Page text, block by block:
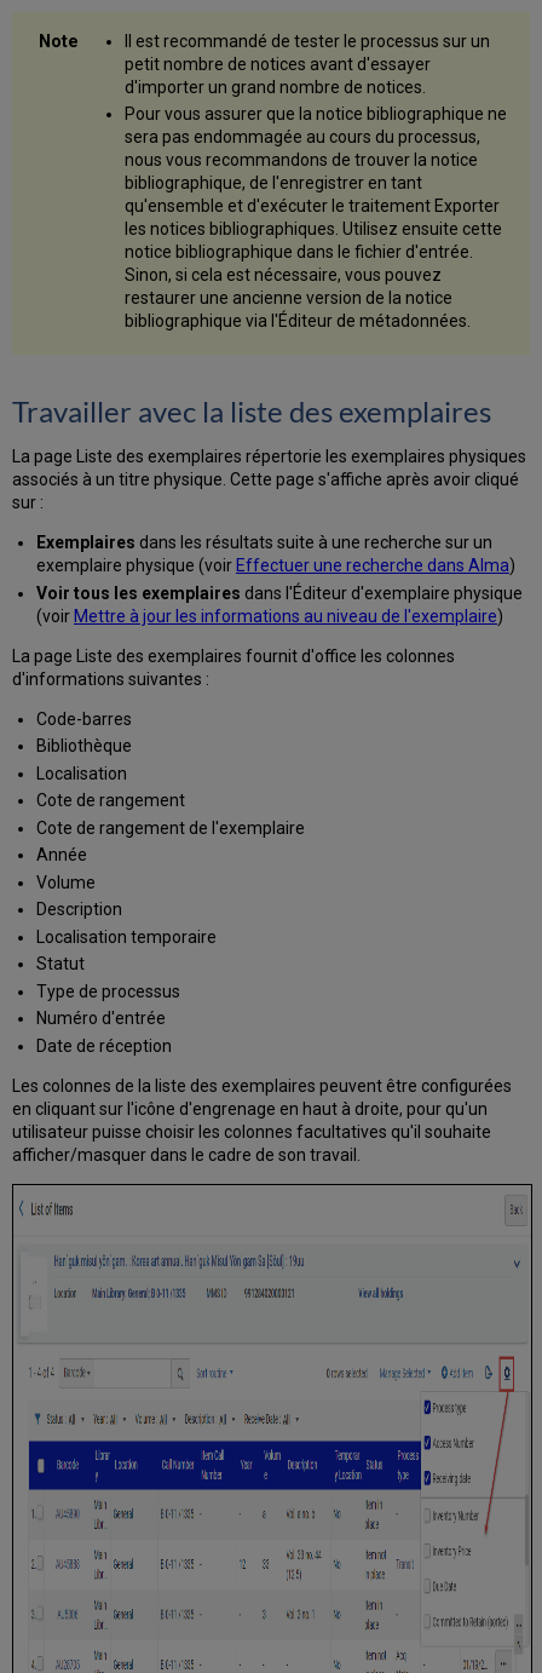
Il est recommandé de tester le processus sur un
petit nombre de notices avant d'essayer
d'importer un grand nombre de notices.
Pour vous assurer que la notice bibliographique ne
sera pas endommagée au cours du processus,
nous vous recommandons de trouver la notice
bibliographique, de l'enregistrer en tant
qu'ensemble et d'exécuter le traitement Exporter
les notices bibliographiques. Utilisez ensuite cette
notice bibliographique dans le fichier d'entrée.
Sinon, si cela est nécessaire, vous pouvez
restaurer une ancienne version de la notice
bibliographique via l'Éditeur de métadonnées.
Travailler avec la liste des exemplaires
La page Liste des exemplaires répertorie les exemplaires physiques
associés à un titre physique. Cette page s'affiche après avoir cliqué
sur :
Exemplaires dans les résultats suite à une recherche sur un
exemplaire physique (voir Effectuer une recherche dans Alma)
Voir tous les exemplaires dans l'Éditeur d'exemplaire physique
(voir Mettre à jour les informations au niveau de l'exemplaire)
La page Liste des exemplaires fournit d'office les colonnes
d'informations suivantes :
Code-barres
Bibliothèque
Localisation
Cote de rangement
Cote de rangement de l'exemplaire
Année
Volume
Description
Localisation temporaire
Statut
Type de processus
Numéro d'entrée
Date de réception
Les colonnes de la liste des exemplaires peuvent être configurées
en cliquant sur l'icône d'engrenage en haut à droite, pour qu'un
utilisateur puisse choisir les colonnes facultatives qu'il souhaite
afficher/masquer dans le cadre de son travail.